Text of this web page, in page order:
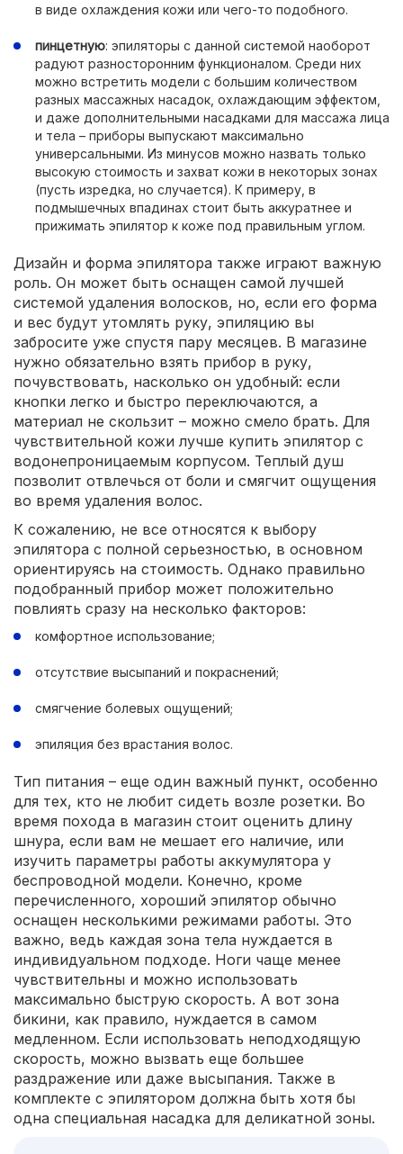
в виде охлаждения кожи или чего-то подобного.
пинцетную: эпиляторы с данной системой наоборот
радуют разносторонним функционалом. Среди них
можно встретить модели с большим количеством
разных массажных насадок, охлаждающим эффектом,
и даже дополнительными насадками для массажа лица
и тела – приборы выпускают максимально
универсальными. Из минусов можно назвать только
высокую стоимость и захват кожи в некоторых зонах
(пусть изредка, но случается). К примеру, в
подмышечных впадинах стоит быть аккуратнее и
прижимать эпилятор к коже под правильным углом.
Дизайн и форма эпилятора также играют важную
роль. Он может быть оснащен самой лучшей
системой удаления волосков, но, если его форма
и вес будут утомлять руку, эпиляцию вы
забросите уже спустя пару месяцев. В магазине
нужно обязательно взять прибор в руку,
почувствовать, насколько он удобный: если
кнопки легко и быстро переключаются, а
материал не скользит – можно смело брать. Для
чувствительной кожи лучше купить эпилятор с
водонепроницаемым корпусом. Теплый душ
позволит отвлечься от боли и смягчит ощущения
во время удаления волос.
К сожалению, не все относятся к выбору
эпилятора с полной серьезностью, в основном
ориентируясь на стоимость. Однако правильно
подобранный прибор может положительно
повлиять сразу на несколько факторов:
комфортное использование;
отсутствие высыпаний и покраснений;
смягчение болевых ощущений;
эпиляция без врастания волос.
Тип питания – еще один важный пункт, особенно
для тех, кто не любит сидеть возле розетки. Во
время похода в магазин стоит оценить длину
шнура, если вам не мешает его наличие, или
изучить параметры работы аккумулятора у
беспроводной модели. Конечно, кроме
перечисленного, хороший эпилятор обычно
оснащен несколькими режимами работы. Это
важно, ведь каждая зона тела нуждается в
индивидуальном подходе. Ноги чаще менее
чувствительны и можно использовать
максимально быструю скорость. А вот зона
бикини, как правило, нуждается в самом
медленном. Если использовать неподходящую
скорость, можно вызвать еще большее
раздражение или даже высыпания. Также в
комплекте с эпилятором должна быть хотя бы
одна специальная насадка для деликатной зоны.